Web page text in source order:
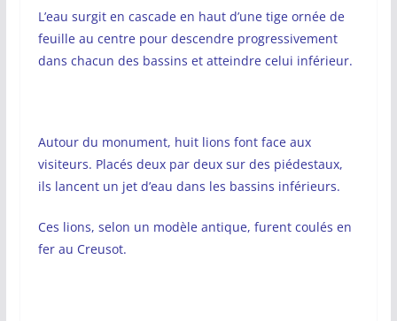
L’eau surgit en cascade en haut d’une tige ornée de
feuille au centre pour descendre progressivement
dans chacun des bassins et atteindre celui inférieur.
Autour du monument, huit lions font face aux
visiteurs. Placés deux par deux sur des piédestaux,
ils lancent un jet d’eau dans les bassins inférieurs.
Ces lions, selon un modèle antique, furent coulés en
fer au Creusot.